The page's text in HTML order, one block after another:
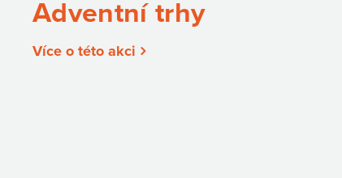
Adventní trhy
Více o této akci